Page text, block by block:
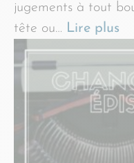
jugements à tout
tête ou… Lire plus